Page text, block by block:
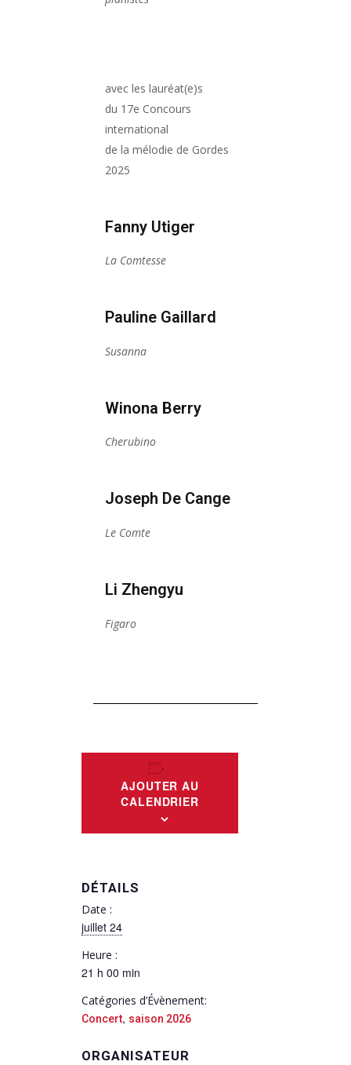
avec les lauréat(e)s
du 17e Concours
international
de la mélodie de Gordes
2025
Fanny Utiger
La Comtesse
Pauline Gaillard
Susanna
Winona Berry
Cherubino
Joseph De Cange
Le Comte
Li Zhengyu
Figaro
AJOUTER AU
CALENDRIER
DÉTAILS
Date :
juillet 24
Heure :
21 h 00 min
Catégories d’Évènement:
Concert, saison 2026
ORGANISATEUR